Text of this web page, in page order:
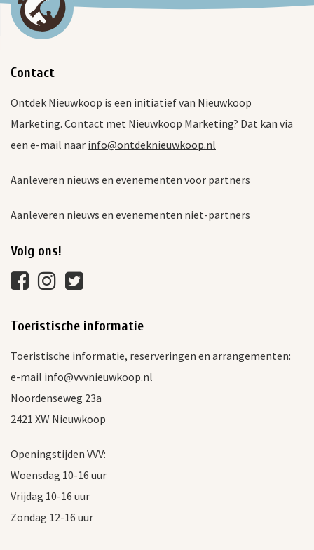
Contact
Ontdek Nieuwkoop is een initiatief van Nieuwkoop
Marketing. Contact met Nieuwkoop Marketing? Dat kan via
een e-mail naar info@ontdeknieuwkoop.nl
Aanleveren nieuws en evenementen voor partners
Aanleveren nieuws en evenementen niet-partners
Volg ons!
Toeristische informatie
Toeristische informatie, reserveringen en arrangementen:
e-mail info@vvvnieuwkoop.nl
Noordenseweg 23a
2421 XW Nieuwkoop
Openingstijden VVV:
Woensdag 10-16 uur
Vrijdag 10-16 uur
Zondag 12-16 uur